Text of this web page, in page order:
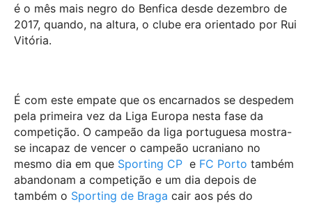
é o mês mais negro do Benfica desde dezembro de
2017, quando, na altura, o clube era orientado por Rui
Vitória.
É com este empate que os encarnados se despedem
pela primeira vez da Liga Europa nesta fase da
competição. O campeão da liga portuguesa mostra-
se incapaz de vencer o campeão ucraniano no
mesmo dia em que Sporting CP e FC Porto também
abandonam a competição e um dia depois de
também o Sporting de Braga cair aos pés do